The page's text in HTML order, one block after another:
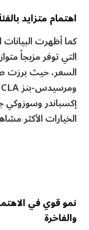
اهتمام متزايد
كما أظهرت
التي توفر مزيجاً
السعر، حيث برزت
إكسباندر وسوزوكي
الخيارات الأكثر
نمو قوي في
والفاخرة